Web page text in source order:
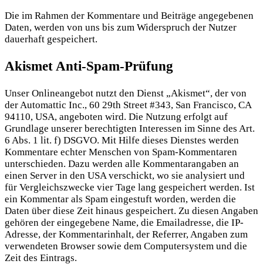
Die im Rahmen der Kommentare und Beiträge angegebenen
Daten, werden von uns bis zum Widerspruch der Nutzer
dauerhaft gespeichert.
Akismet Anti-Spam-Prüfung
Unser Onlineangebot nutzt den Dienst „Akismet“, der von
der Automattic Inc., 60 29th Street #343, San Francisco, CA
94110, USA, angeboten wird. Die Nutzung erfolgt auf
Grundlage unserer berechtigten Interessen im Sinne des Art.
6 Abs. 1 lit. f) DSGVO. Mit Hilfe dieses Dienstes werden
Kommentare echter Menschen von Spam-Kommentaren
unterschieden. Dazu werden alle Kommentarangaben an
einen Server in den USA verschickt, wo sie analysiert und
für Vergleichszwecke vier Tage lang gespeichert werden. Ist
ein Kommentar als Spam eingestuft worden, werden die
Daten über diese Zeit hinaus gespeichert. Zu diesen Angaben
gehören der eingegebene Name, die Emailadresse, die IP-
Adresse, der Kommentarinhalt, der Referrer, Angaben zum
verwendeten Browser sowie dem Computersystem und die
Zeit des Eintrags.